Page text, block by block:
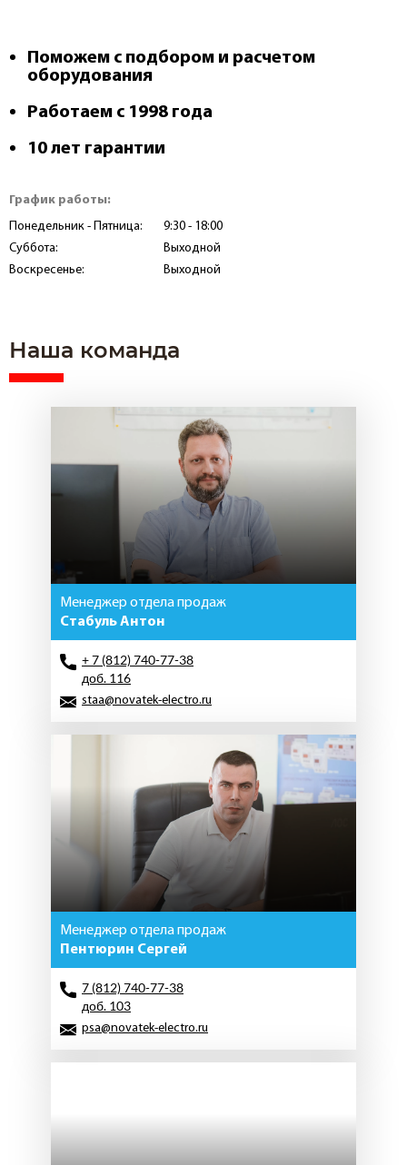
Поможем с подбором и расчетом
оборудования
Работаем с 1998 года
10 лет гарантии
График работы:
Понедельник - Пятница:
9:30 - 18:00
Суббота:
Выходной
Воскресенье:
Выходной
Наша команда
Менеджер отдела продаж
Стабуль Антон
+ 7 (812) 740-77-38
доб. 116
staa@novatek-electro.ru
Менеджер отдела продаж
Пентюрин Сергей
7 (812) 740-77-38
доб. 103
psa@novatek-electro.ru